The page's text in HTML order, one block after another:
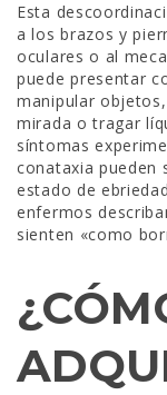
Esta
a los brazos y
oculares o al
puede presentar
manipular
mirada o tragar
síntomas
conataxia pueden
estado de
enfermos
sienten «como